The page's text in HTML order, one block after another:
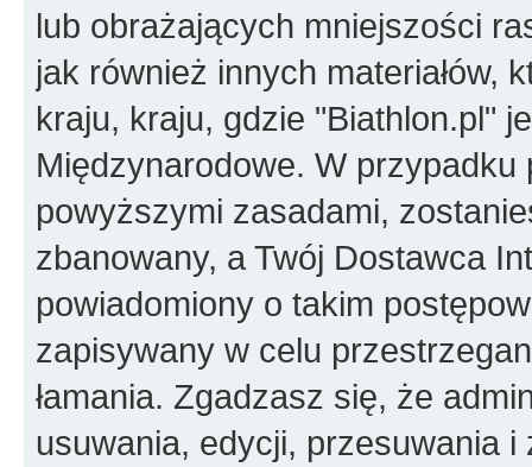
lub obrażających mniejszości
jak również innych materiałów,
kraju, kraju, gdzie "Biathlon.pl"
Międzynarodowe. W
powyższymi zasadami,
zbanowany, a Twój Dostawca
powiadomiony o takim
zapisywany w celu
łamania. Zgadzasz się, że
usuwania, edycji, przesuwania